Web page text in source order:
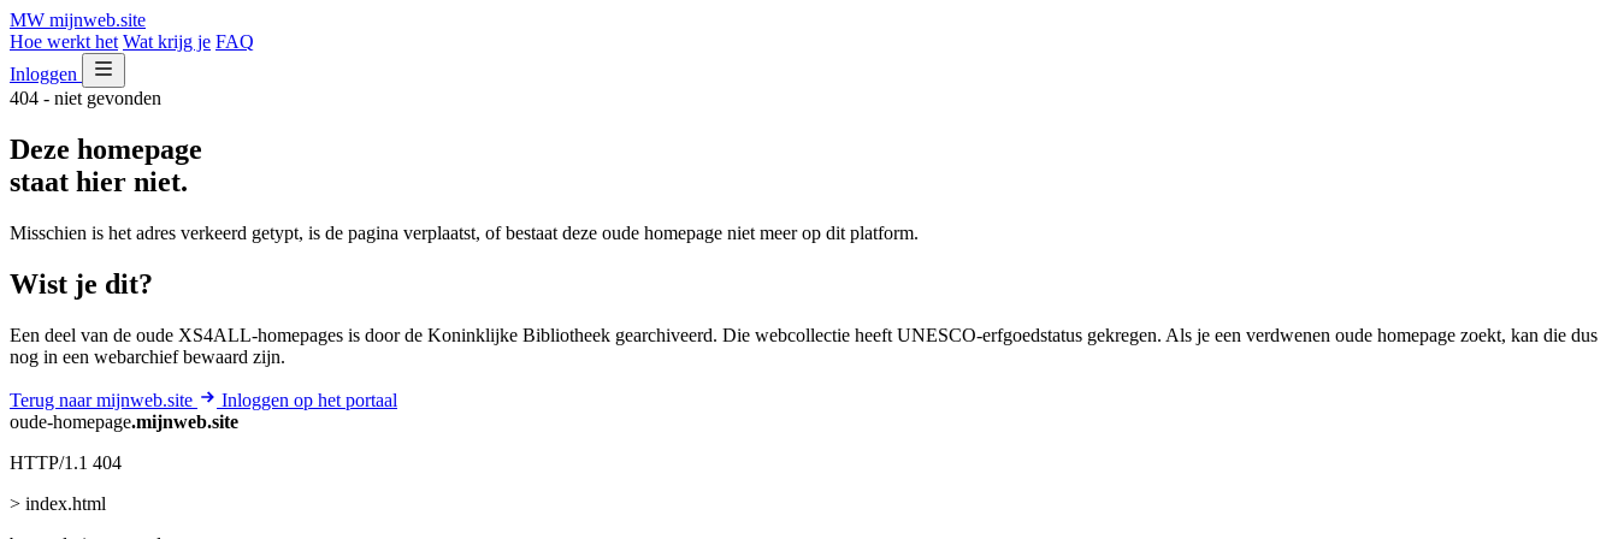
MW mijnweb.site
Hoe werkt het Wat krijg je FAQ
Inloggen
404 - niet gevonden
Deze homepage
staat hier niet.
Misschien is het adres verkeerd getypt, is de pagina verplaatst, of bestaat deze oude homepage niet meer op dit platform.
Wist je dit?
Een deel van de oude XS4ALL-homepages is door de Koninklijke Bibliotheek gearchiveerd. Die webcollectie heeft UNESCO-erfgoedstatus gekregen. Als je een verdwenen oude homepage zoekt, kan die dus
nog in een webarchief bewaard zijn.
Terug naar mijnweb.site
Inloggen op het portaal
oude-homepage.mijnweb.site
HTTP/1.1 404
> index.html